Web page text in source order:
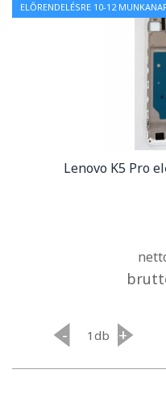
ELŐRENDELÉSRE 10-12
Lenovo K5 Pro
- db +